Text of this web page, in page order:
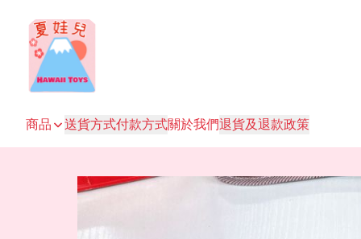
商品 送貨方式付款方式關於我們退貨及退款政策